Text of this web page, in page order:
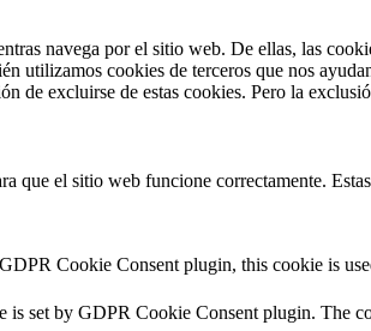
navega por el sitio web. De ellas, las
utilizamos cookies de terceros que nos
de excluirse de estas cookies. Pero la
que el sitio web funcione correctamente.
Cookie Consent plugin, this cookie is
is set by GDPR Cookie Consent plugin. The